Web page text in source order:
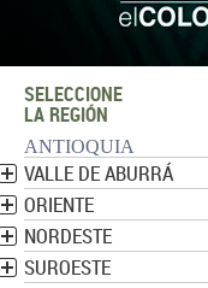
SELECCIONE
LA REGIÓN
ANTIOQUIA
VALLE DE ABURRÁ
ORIENTE
NORDESTE
SUROESTE